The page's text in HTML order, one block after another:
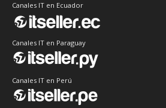
Canales IT en Ecuador
Canales IT en Paraguay
Canales IT en Perú